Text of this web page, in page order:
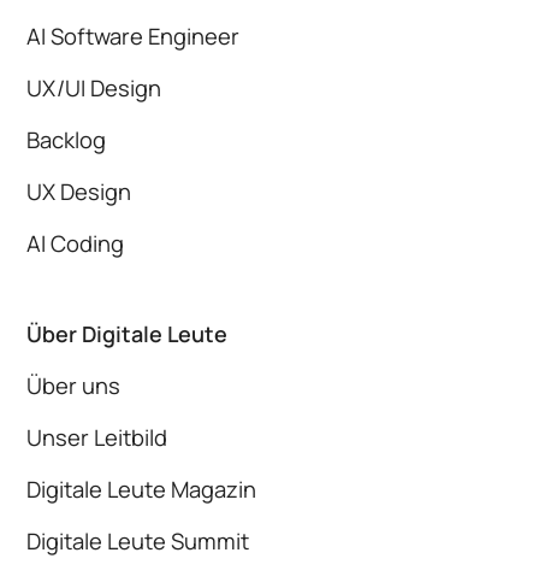
AI Software Engineer
UX/UI Design
Backlog
UX Design
AI Coding
Über Digitale Leute
Über uns
Unser Leitbild
Digitale Leute Magazin
Digitale Leute Summit